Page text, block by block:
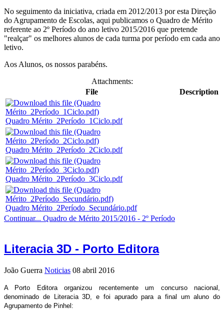
No seguimento da iniciativa, criada em 2012/2013 por esta Direção
do Agrupamento de Escolas, aqui publicamos o Quadro de Mérito
referente ao 2º Período do ano letivo 2015/2016 que pretende
"realçar" os melhores alunos de cada turma por período em cada ano
letivo.
Aos Alunos, os nossos parabéns.
Attachments:
File
Description
Quadro Mérito_2Período_1Ciclo.pdf
Quadro Mérito_2Período_2Ciclo.pdf
Quadro Mérito_2Período_3Ciclo.pdf
Quadro Mérito_2Período_Secundário.pdf
Continuar... Quadro de Mérito 2015/2016 - 2º Período
Literacia 3D - Porto Editora
João Guerra Noticias 08 abril 2016
A Porto Editora organizou recentemente um concurso nacional,
denominado de Literacia 3D, e foi apurado para a final um aluno do
Agrupamento de Pinhel: